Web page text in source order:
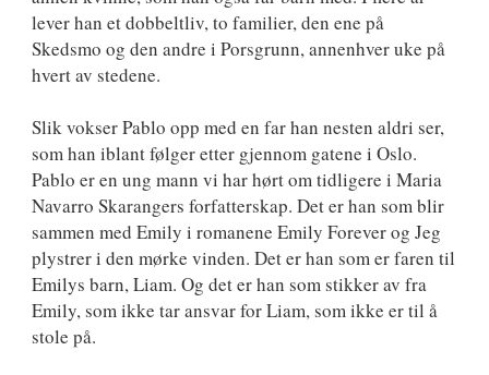
lever han et dobbeltliv, to familier, den ene på
Skedsmo og den andre i Porsgrunn, annenhver uke på
hvert av stedene.
Slik vokser Pablo opp med en far han nesten aldri ser,
som han iblant følger etter gjennom gatene i Oslo.
Pablo er en ung mann vi har hørt om tidligere i Maria
Navarro Skarangers forfatterskap. Det er han som blir
sammen med Emily i romanene Emily Forever og Jeg
plystrer i den mørke vinden. Det er han som er faren til
Emilys barn, Liam. Og det er han som stikker av fra
Emily, som ikke tar ansvar for Liam, som ikke er til å
stole på.